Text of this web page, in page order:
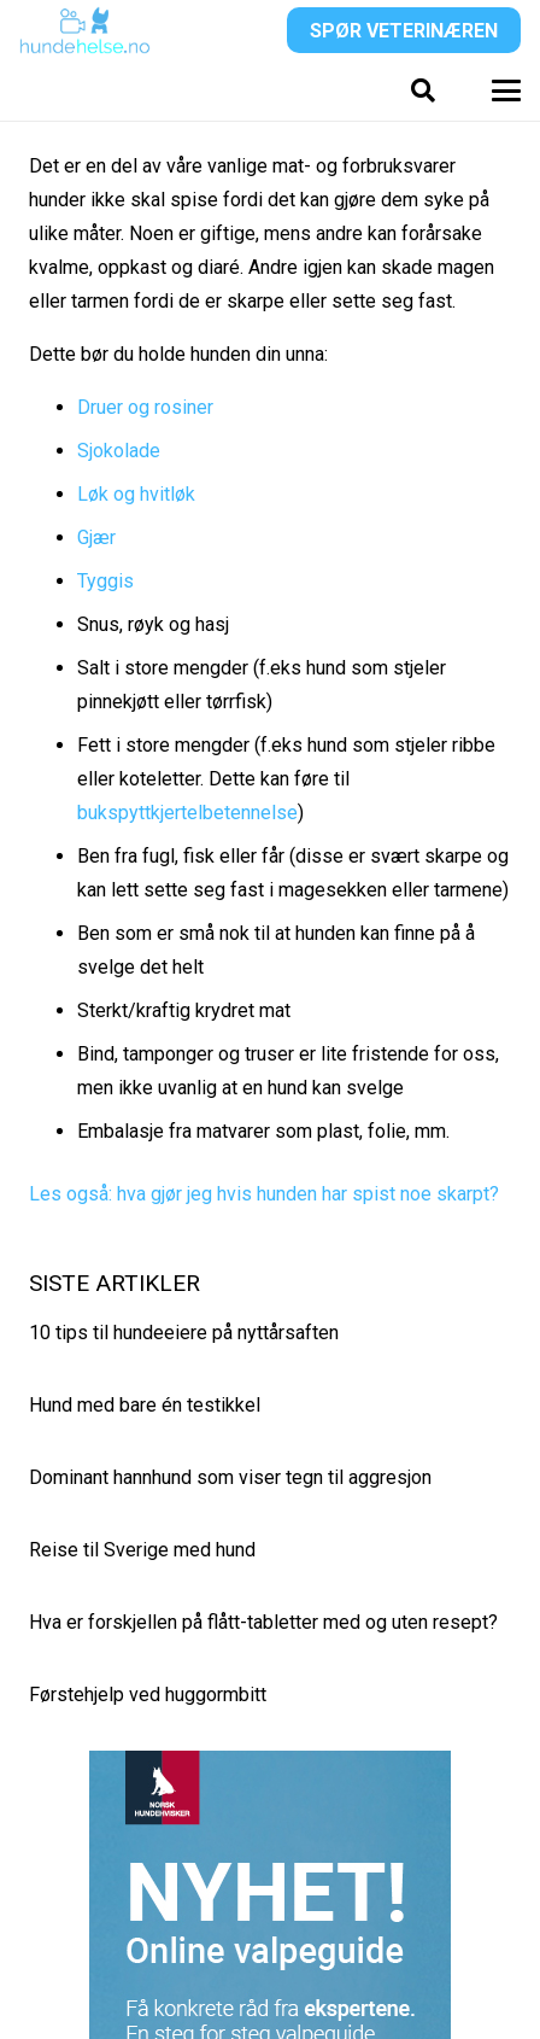
SPØR VETERINÆREN
Det er en del av våre vanlige mat- og forbruksvarer
hunder ikke skal spise fordi det kan gjøre dem syke på
ulike måter. Noen er giftige, mens andre kan forårsake
kvalme, oppkast og diaré. Andre igjen kan skade magen
eller tarmen fordi de er skarpe eller sette seg fast.
Dette bør du holde hunden din unna:
Druer og rosiner
Sjokolade
Løk og hvitløk
Gjær
Tyggis
Snus, røyk og hasj
Salt i store mengder (f.eks hund som stjeler
pinnekjøtt eller tørrfisk)
Fett i store mengder (f.eks hund som stjeler ribbe
eller koteletter. Dette kan føre til
bukspyttkjertelbetennelse)
Ben fra fugl, fisk eller får (disse er svært skarpe og
kan lett sette seg fast i magesekken eller tarmene)
Ben som er små nok til at hunden kan finne på å
svelge det helt
Sterkt/kraftig krydret mat
Bind, tamponger og truser er lite fristende for oss,
men ikke uvanlig at en hund kan svelge
Embalasje fra matvarer som plast, folie, mm.
Les også: hva gjør jeg hvis hunden har spist noe skarpt?
SISTE ARTIKLER
10 tips til hundeeiere på nyttårsaften
Hund med bare én testikkel
Dominant hannhund som viser tegn til aggresjon
Reise til Sverige med hund
Hva er forskjellen på flått-tabletter med og uten resept?
Førstehjelp ved huggormbitt